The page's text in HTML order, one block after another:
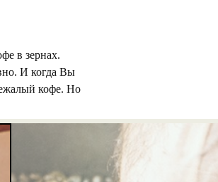
в зернах.
И когда Вы
кофе. Но